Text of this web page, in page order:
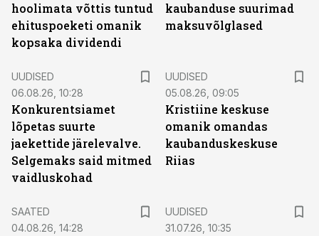
hoolimata võttis tuntud
ehituspoeketi omanik
kopsaka dividendi
kaubanduse suurimad
maksuvõlglased
UUDISED
06.08.26, 10:28
Konkurentsiamet
lõpetas suurte
jaekettide järelevalve.
Selgemaks said mitmed
vaidluskohad
UUDISED
05.08.26, 09:05
Kristiine keskuse
omanik omandas
kaubanduskeskuse
Riias
SAATED
04.08.26, 14:28
UUDISED
31.07.26, 10:35